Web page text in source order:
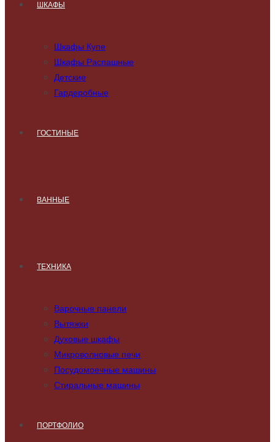
ШКАФЫ
Шкафы Купе
Шкафы Распашные
Детские
Гардеробные
ГОСТИНЫЕ
ВАННЫЕ
ТЕХНИКА
Варочные панели
Вытяжки
Духовые шкафы
Микроволновые печи
Посудомоечные машины
Стиральные машины
ПОРТФОЛИО